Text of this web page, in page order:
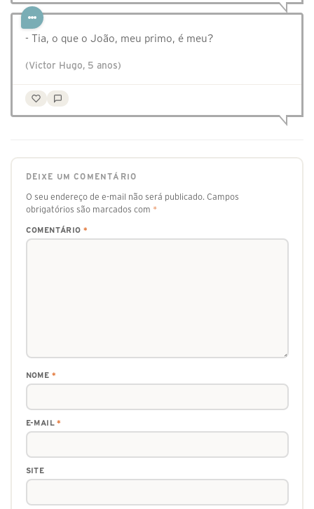
- Tia, o que o João, meu primo, é meu?
(Victor Hugo, 5 anos)
DEIXE UM COMENTÁRIO
O seu endereço de e-mail não será publicado. Campos
obrigatórios são marcados com *
COMENTÁRIO *
NOME *
E-MAIL*
SITE